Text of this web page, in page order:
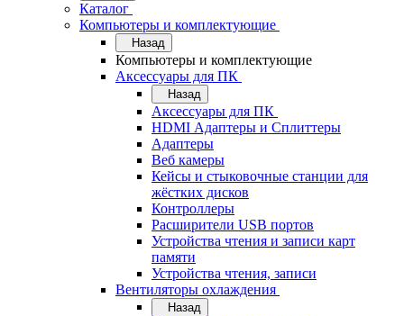
Каталог
Компьютеры и комплектующие
Назад
Компьютеры и комплектующие
Аксессуары для ПК
Назад
Аксессуары для ПК
HDMI Адаптеры и Сплиттеры
Адаптеры
Веб камеры
Кейсы и стыковочные станции для
жёстких дисков
Контроллеры
Расширители USB портов
Устройства чтения и записи карт
памяти
Устройства чтения, записи
Вентиляторы охлаждения
Назад